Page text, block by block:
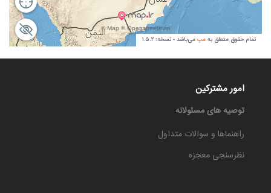
امور مشترکین
توصیه های مسئولانه
راهنماها و سوالات متداول
نظرسنجی معجزه